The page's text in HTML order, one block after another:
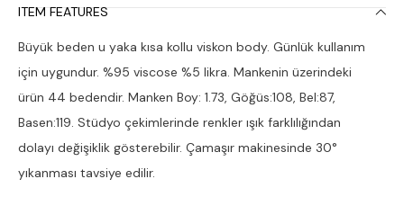
ITEM FEATURES
Büyük beden u yaka kısa kollu viskon body. Günlük kullanım
için uygundur. %95 viscose %5 likra. Mankenin üzerindeki
ürün 44 bedendir. Manken Boy: 1.73, Göğüs:108, Bel:87,
Basen:119. Stüdyo çekimlerinde renkler ışık farklılığından
dolayı değişiklik gösterebilir. Çamaşır makinesinde 30°
yıkanması tavsiye edilir.